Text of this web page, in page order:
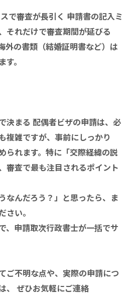
で審査が長引く 申請書の記入ミ
それだけで審査期間が延びる
外の書類（結婚証明書など）は
。
決まる 配偶者ビザの申請は、必
複雑ですが、事前にしっかり
られます。特に「交際経緯の説
審査で最も注目されるポイント
なんだろう？」と思ったら、ま
さい。
、申請取次行政書士が一括でサ
ご不明な点や、実際の申請につ
、 ぜひお気軽にご連絡